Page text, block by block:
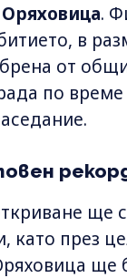
.
в
от
по време
ще
като през
ще